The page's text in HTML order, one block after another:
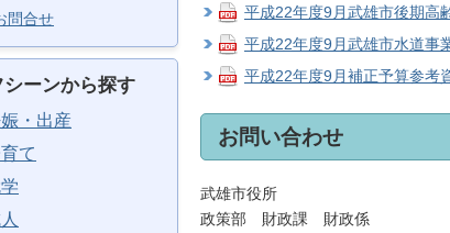
問合せ
シーンから探す
・出産
て
平成22年度9月武雄市後期高
平成22年度9月武雄市水道事
平成22年度9月補正予算参考
お問い合わせ
武雄市役所
政策部 財政課 財政係